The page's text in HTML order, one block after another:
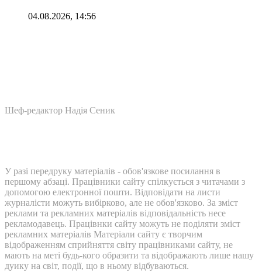
04.08.2026, 14:56
Шеф-редактор Надія Сеник
У разі передруку матеріалів - обов'язкове посилання в
першому абзаці. Працівники сайту спілкується з читачами з
допомогою електронної пошти. Відповідати на листи
журналісти можуть вибірково, але не обов'язково. За зміст
реклами та рекламних матеріалів відповідальність несе
рекламодавець. Працівнки сайту можуть не поділяти зміст
рекламних матеріалів Матеріали сайту є творчим
відображенням сприйняття світу працівниками сайту, не
мають на меті будь-кого образити та відображають лише нашу
дуику на світ, події, що в ньому відбуваються.